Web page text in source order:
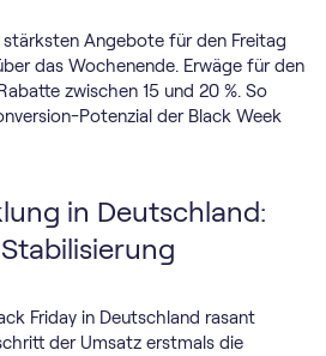
stärksten Angebote für den Freitag
das Wochenende. Erwäge für den
zwischen 15 und 20 %. So
Potenzial der Black Week
in Deutschland:
Friday in Deutschland rasant
der Umsatz erstmals die